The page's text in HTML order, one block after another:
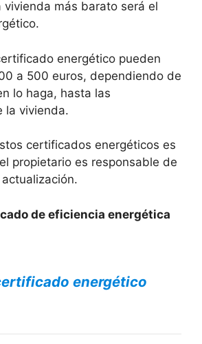
vivienda más barato será el
energético pueden
a 500 euros, dependiendo de
lo haga, hasta las
la vivienda.
certificados energéticos es
propietario es responsable de
de eficiencia energética
energético